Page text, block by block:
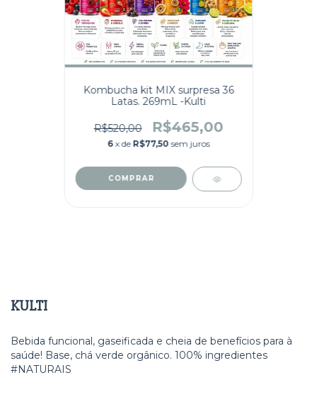
Kombucha kit MIX surpresa 36
Latas. 269mL -Kulti
R$520,00 R$465,00
6 x de R$77,50 sem juros
KULTI
Bebida funcional, gaseificada e cheia de benefícios para à
saúde! Base, chá verde orgânico. 100% ingredientes
#NATURAIS